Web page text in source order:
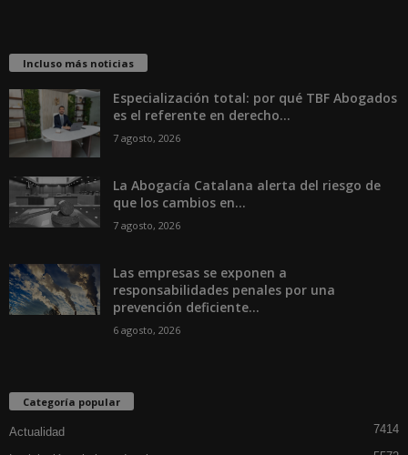
Incluso más noticias
Especialización total: por qué TBF Abogados
es el referente en derecho...
7 agosto, 2026
La Abogacía Catalana alerta del riesgo de
que los cambios en...
7 agosto, 2026
Las empresas se exponen a
responsabilidades penales por una
prevención deficiente...
6 agosto, 2026
Categoría popular
Actualidad 7414